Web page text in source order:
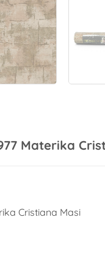
Materika
Cristiana Masi